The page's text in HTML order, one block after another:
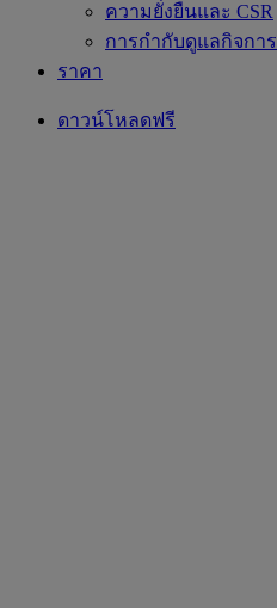
ความยั่งยืนและ CSR
การกำกับดูแลกิจการ
ราคา
ดาวน์โหลดฟรี